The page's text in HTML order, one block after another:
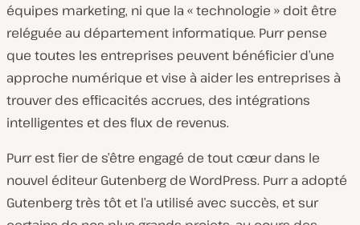
équipes marketing, ni que la « technologie » doit être
reléguée au département informatique. Purr pense
que toutes les entreprises peuvent bénéficier d’une
approche numérique et vise à aider les entreprises à
trouver des efficacités accrues, des intégrations
intelligentes et des flux de revenus.
Purr est fier de s’être engagé de tout cœur dans le
nouvel éditeur Gutenberg de WordPress. Purr a adopté
Gutenberg très tôt et l’a utilisé avec succès, et sur